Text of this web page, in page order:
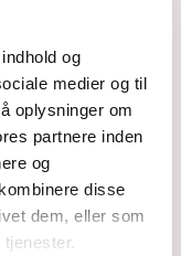
og
medier og til
oplysninger om
partnere inden
og
disse
dem, eller som
og glad
grå
i
en ny måde.